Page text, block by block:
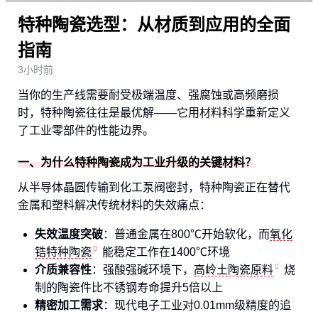
特种陶瓷选型：从材质到应用的全面
指南
3小时前
当你的生产线需要耐受极端温度、强腐蚀或高频磨损
时，特种陶瓷往往是最优解——它用材料科学重新定义
了工业零部件的性能边界。
一、为什么特种陶瓷成为工业升级的关键材料？
从半导体晶圆传输到化工泵阀密封，特种陶瓷正在替代
金属和塑料解决传统材料的失效痛点：
失效温度突破：普通金属在800℃开始软化，而氧化
锆特种陶瓷
能稳定工作在1400℃环境
介质兼容性：强酸强碱环境下， 高岭土陶瓷原料
烧
制的陶瓷件比不锈钢寿命提升5倍以上
精密加工需求：现代电子工业对0.01mm级精度的追